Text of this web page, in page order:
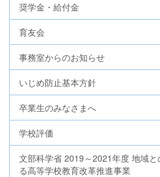
奨学金・給付金
育友会
事務室からのお知らせ
いじめ防止基本方針
卒業生のみなさまへ
学校評価
文部科学省 2019～2021年度 地域と
る高等学校教育改革推進事業